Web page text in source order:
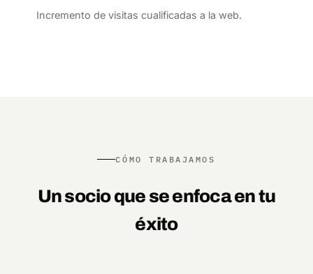
Incremento de visitas cualificadas a la web.
CÓMO TRABAJAMOS
Un socio que se enfoca en tu
éxito